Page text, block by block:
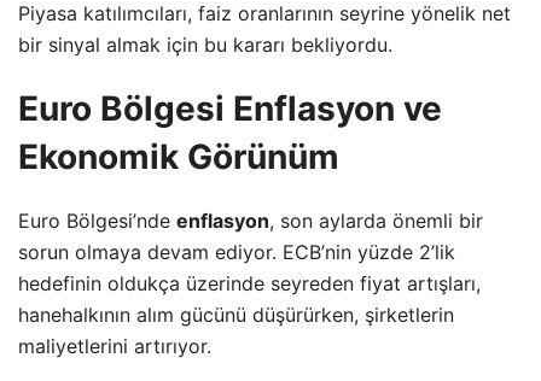
Piyasa katılımcıları, faiz oranlarının seyrine yönelik net
bir sinyal almak için bu kararı bekliyordu.
Euro Bölgesi Enflasyon ve
Ekonomik Görünüm
Euro Bölgesi’nde enflasyon, son aylarda önemli bir
sorun olmaya devam ediyor. ECB’nin yüzde 2’lik
hedefinin oldukça üzerinde seyreden fiyat artışları,
hanehalkının alım gücünü düşürürken, şirketlerin
maliyetlerini artırıyor.